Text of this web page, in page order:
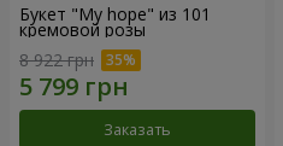
Букет "My hope" из 101
кремовой розы
8 922 грн
Заказать